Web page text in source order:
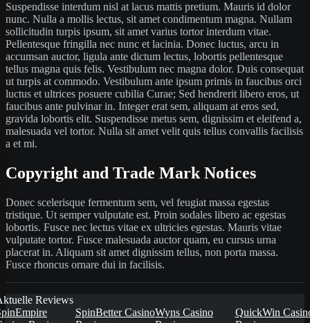
Suspendisse interdum nisl at lacus mattis pretium. Mauris id dolor
nunc. Nulla a mollis lectus, sit amet condimentum magna. Nullam
sollicitudin turpis ipsum, sit amet varius tortor interdum vitae.
Pellentesque fringilla nec nunc et lacinia. Donec luctus, arcu in
accumsan auctor, ligula ante dictum lectus, lobortis pellentesque
tellus magna quis felis. Vestibulum nec magna dolor. Duis consequat
ut turpis at commodo. Vestibulum ante ipsum primis in faucibus orci
luctus et ultrices posuere cubilia Curae; Sed hendrerit libero eros, ut
faucibus ante pulvinar in. Integer erat sem, aliquam at eros sed,
gravida lobortis elit. Suspendisse metus sem, dignissim et eleifend a,
malesuada vel tortor. Nulla sit amet velit quis tellus convallis facilisis
a et mi.
Copyright and Trade Mark Notices
Donec scelerisque fermentum sem, vel feugiat massa egestas
tristique. Ut semper vulputate est. Proin sodales libero ac egestas
lobortis. Fusce nec lectus vitae ex ultricies egestas. Mauris vitae
vulputate tortor. Fusce malesuada auctor quam, eu cursus urna
placerat in. Aliquam sit amet dignissim tellus, non porta massa.
Fusce rhoncus ornare dui in facilisis.
Reviews
SpinBetter CasinoWyns Casino
QuickWin